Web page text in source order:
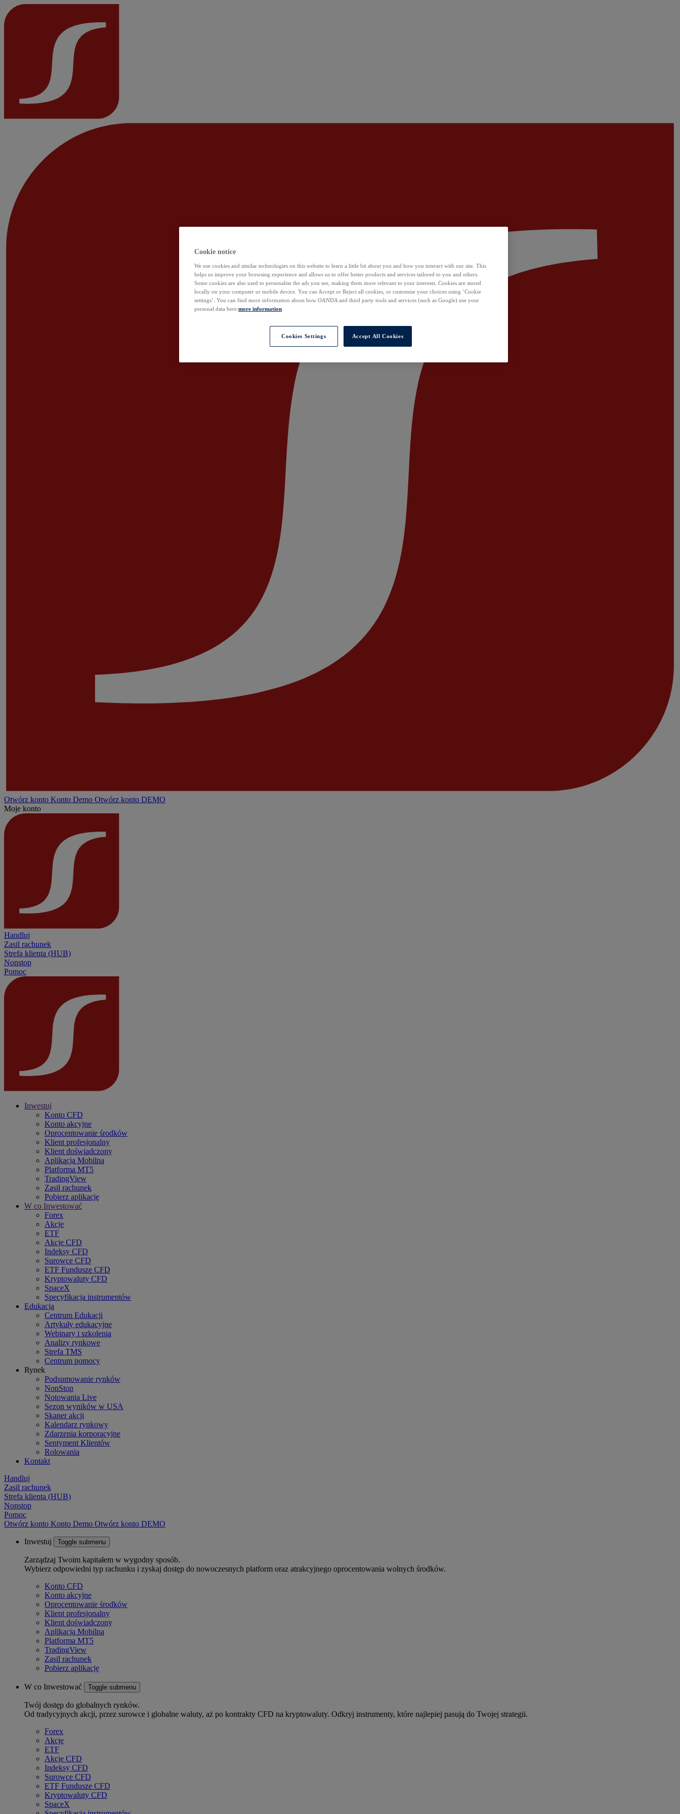
Otwórz konto Konto Demo Otwórz konto DEMO
Moje konto
Handluj
Zasil rachunek
Strefa klienta (HUB)
Nonstop
Pomoc
Inwestuj
Konto CFD
Konto akcyjne
Oprocentowanie środków
Klient profesjonalny
Klient doświadczony
Aplikacja Mobilna
Platforma MT5
TradingView
Zasil rachunek
Pobierz aplikację
W co Inwestować
Forex
Akcje
ETF
Akcje CFD
Indeksy CFD
Surowce CFD
ETF Fundusze CFD
Kryptowaluty CFD
SpaceX
Specyfikacja instrumentów
Edukacja
Centrum Edukacji
Artykuły edukacyjne
Webinary i szkolenia
Analizy rynkowe
Strefa TMS
Centrum pomocy
Rynek
Podsumowanie rynków
NonStop
Notowania Live
Sezon wyników w USA
Skaner akcji
Kalendarz rynkowy
Zdarzenia korporacyjne
Sentyment Klientów
Rolowania
Kontakt
Handluj
Zasil rachunek
Strefa klienta (HUB)
Nonstop
Pomoc
Otwórz konto Konto Demo Otwórz konto DEMO
Inwestuj Toggle submenu
Zarządzaj Twoim kapitałem w wygodny sposób.
Wybierz odpowiedni typ rachunku i zyskaj dostęp do nowoczesnych platform oraz atrakcyjnego oprocentowania wolnych środków.
Konto CFD
Konto akcyjne
Oprocentowanie środków
Klient profesjonalny
Klient doświadczony
Aplikacja Mobilna
Platforma MT5
TradingView
Zasil rachunek
Pobierz aplikację
W co Inwestować Toggle submenu
Twój dostęp do globalnych rynków.
Od tradycyjnych akcji, przez surowce i globalne waluty, aż po kontrakty CFD na kryptowaluty. Odkryj instrumenty, które najlepiej pasują do Twojej strategii.
Forex
Akcje
ETF
Akcje CFD
Indeksy CFD
Surowce CFD
ETF Fundusze CFD
Kryptowaluty CFD
SpaceX
Cookie notice
We use cookies and similar technologies on this website to learn a little bit about you and how you interact with our site. This
helps us improve your browsing experience and allows us to offer better products and services tailored to you and others.
Some cookies are also used to personalise the ads you see, making them more relevant to your interests. Cookies are stored
locally on your computer or mobile device. You can Accept or Reject all cookies, or customise your choices using ‘Cookie
settings’. You can find more information about how OANDA and third party tools and services (such as Google) use your
personal data here:more information
Cookies Settings Accept All Cookies